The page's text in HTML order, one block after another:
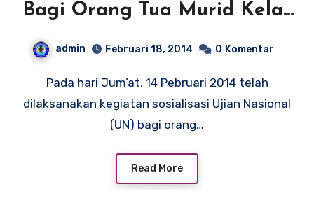
Bagi Orang Tua Murid Kelas
admin Februari 18, 2014 0 Komentar
Pada hari Jum’at, 14 Pebruari 2014 telah
dilaksanakan kegiatan sosialisasi Ujian Nasional
(UN) bagi orang…
Read More